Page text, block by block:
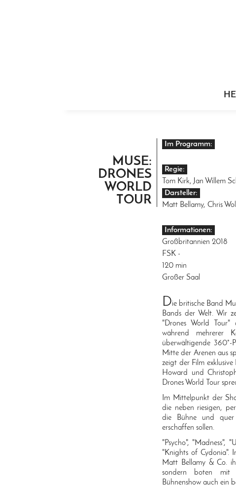
MUSE:
DRONES
WORLD
TOUR
Im Programm:
Regie:
Tom Kirk, Jan Willem
Darsteller:
Matt Bellamy, Chris
Informationen:
Großbritannien 2018
FSK -
120 min
Großer Saal
Die britische Band
Bands der Welt. Wir
"Drones World Tour"
während mehrerer
überwältigende
Mitte der Arenen aus
zeigt der Film
Howard und
Drones World Tour
Im Mittelpunkt der
die neben riesigen,
die Bühne und quer
erschaffen sollen.
"Psycho", "Madness",
"Knights of Cydonia".
Matt Bellamy & Co.
sondern boten mit
Bühnenshow auch ein